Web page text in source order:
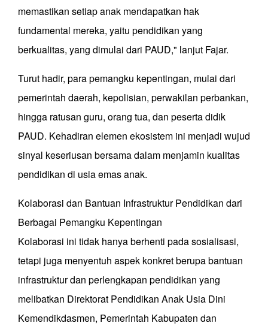
memastikan setiap anak mendapatkan hak
fundamental mereka, yaitu pendidikan yang
berkualitas, yang dimulai dari PAUD," lanjut Fajar.
Turut hadir, para pemangku kepentingan, mulai dari
pemerintah daerah, kepolisian, perwakilan perbankan,
hingga ratusan guru, orang tua, dan peserta didik
PAUD. Kehadiran elemen ekosistem ini menjadi wujud
sinyal keseriusan bersama dalam menjamin kualitas
pendidikan di usia emas anak.
Kolaborasi dan Bantuan Infrastruktur Pendidikan dari
Berbagai Pemangku Kepentingan
Kolaborasi ini tidak hanya berhenti pada sosialisasi,
tetapi juga menyentuh aspek konkret berupa bantuan
infrastruktur dan perlengkapan pendidikan yang
melibatkan Direktorat Pendidikan Anak Usia Dini
Kemendikdasmen, Pemerintah Kabupaten dan